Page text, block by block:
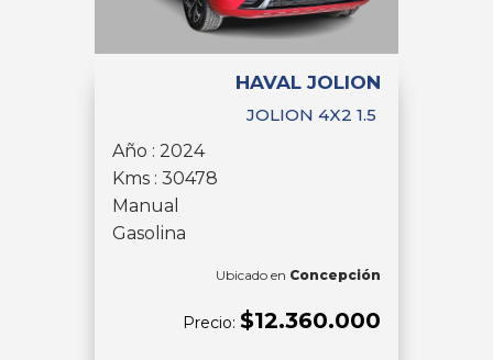
HAVAL JOLION
JOLION 4X2 1.5
Año : 2024
Kms : 30478
Manual
Gasolina
Ubicado en Concepción
Precio: $12.360.000